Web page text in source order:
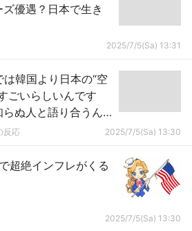
優遇？日本で生き
2025/7/5(Sa) 13:31
韓国より日本の“空
ごいらしいんです
ぬ人と語り合うん
反応 2025/7/5(Sa) 13:30
超絶インフレがくる
2025/7/5(Sa) 13:30